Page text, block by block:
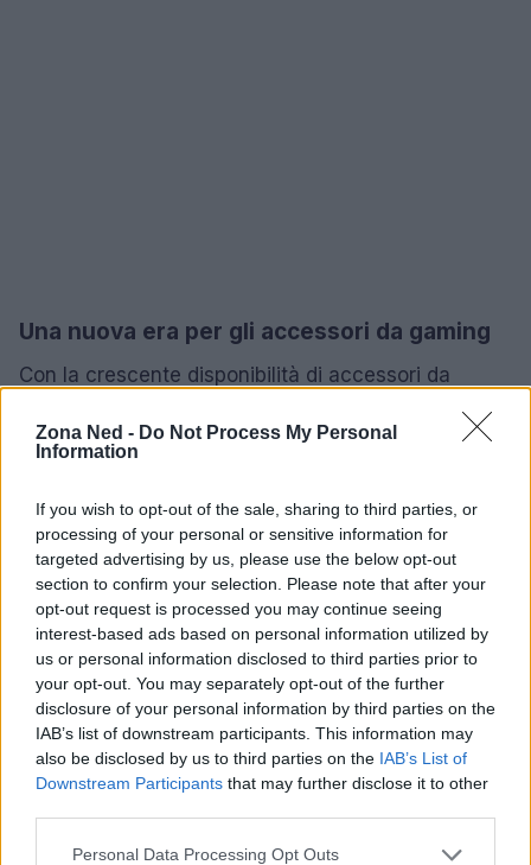
Zona Ned - Do Not Process My Personal
Information
If you wish to opt-out of the sale, sharing to third parties, or
processing of your personal or sensitive information for
targeted advertising by us, please use the below opt-out
section to confirm your selection. Please note that after your
opt-out request is processed you may continue seeing
interest-based ads based on personal information utilized by
us or personal information disclosed to third parties prior to
your opt-out. You may separately opt-out of the further
disclosure of your personal information by third parties on the
IAB’s list of downstream participants. This information may
also be disclosed by us to third parties on the IAB’s List of
Downstream Participants that may further disclose it to other
Please note that this website/app uses one or more Google
Personal Data Processing Opt Outs
Una nuova era per gli accessori da gaming
Con la crescente disponibilità di accessori da
giocatori non devono più scegliere tra comfort e
sono sia performanti che adatti all’uso quotidiano,
un cambiamento significativo rispetto al passato.
Questa evoluzione è una testimonianza dell’impatto
che il gaming ha avuto sulla tecnologia e sul
design dei prodotti.
AUTORE
Staff